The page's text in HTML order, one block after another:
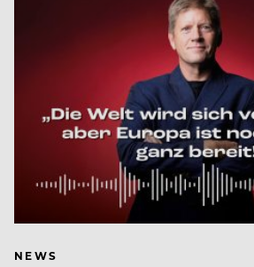
NEWS